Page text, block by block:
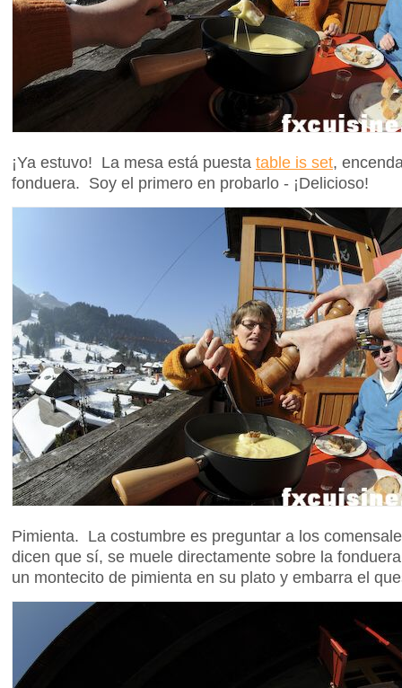
¡Ya estuvo! La mesa está puesta table is set,
fonduera. Soy el primero en probarlo - ¡Delicioso!
Pimienta. La costumbre es preguntar a los
dicen que sí, se muele directamente sobre la
un montecito de pimienta en su plato y embarra el